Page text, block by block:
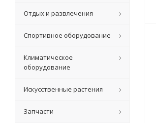
Отдых и развлечения
Спортивное оборудование
Климатическое
оборудование
Искусственные растения
Запчасти